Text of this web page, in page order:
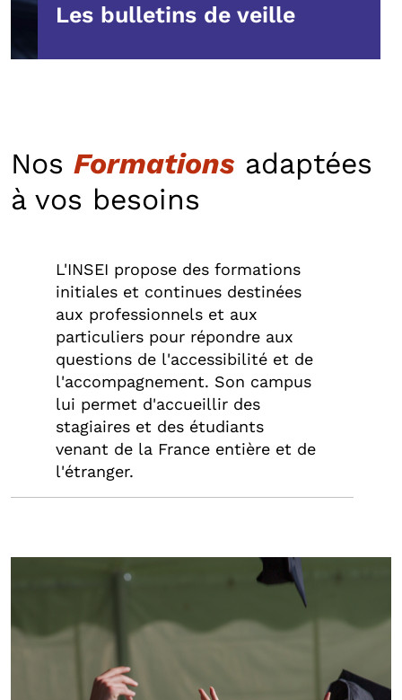
Les bulletins de veille
Nos Formations adaptées
à vos besoins
L'INSEI propose des formations
initiales et continues destinées
aux professionnels et aux
particuliers pour répondre aux
questions de l'accessibilité et de
l'accompagnement. Son campus
lui permet d'accueillir des
stagiaires et des étudiants
venant de la France entière et de
l'étranger.